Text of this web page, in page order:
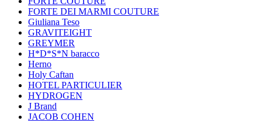
FORTE DEI MARMI COUTURE
Giuliana Teso
GRAVITEIGHT
GREYMER
H*D*S*N baracco
Herno
Holy Caftan
HOTEL PARTICULIER
HYDROGEN
J Brand
JACOB COHEN